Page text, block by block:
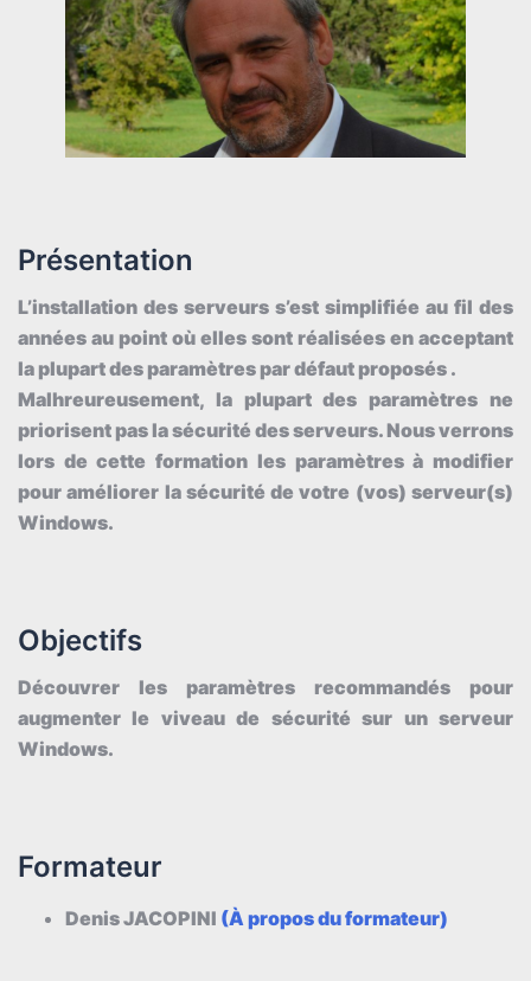
Présentation
L’installation des serveurs s’est simplifiée au fil des
années au point où elles sont réalisées en acceptant
la plupart des paramètres par défaut proposés .
Malhreureusement, la plupart des paramètres ne
priorisent pas la sécurité des serveurs. Nous verrons
lors de cette formation les paramètres à modifier
pour améliorer la sécurité de votre (vos) serveur(s)
Windows.
Objectifs
Découvrer les paramètres recommandés pour
augmenter le viveau de sécurité sur un serveur
Windows.
Formateur
Denis JACOPINI (À proposdu formateur)